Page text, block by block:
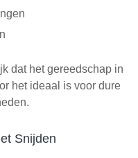
dat het gereedschap in
het ideaal is voor dure
Snijden